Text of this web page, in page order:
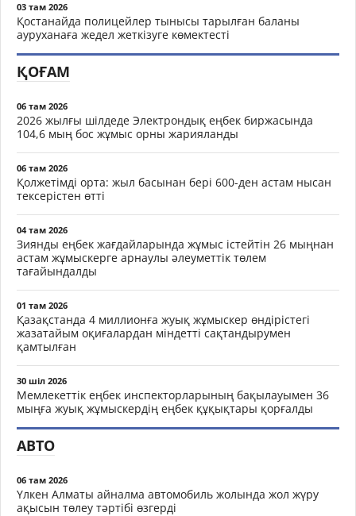
03 там 2026
Қостанайда полицейлер тынысы тарылған баланы
ауруханаға жедел жеткізуге көмектесті
ҚОҒАМ
06 там 2026
2026 жылғы шілдеде Электрондық еңбек биржасында
104,6 мың бос жұмыс орны жарияланды
06 там 2026
Қолжетімді орта: жыл басынан бері 600-ден астам нысан
тексерістен өтті
04 там 2026
Зиянды еңбек жағдайларында жұмыс істейтін 26 мыңнан
астам жұмыскерге арнаулы әлеуметтік төлем
тағайындалды
01 там 2026
Қазақстанда 4 миллионға жуық жұмыскер өндірістегі
жазатайым оқиғалардан міндетті сақтандырумен
қамтылған
30 шіл 2026
Мемлекеттік еңбек инспекторларының бақылауымен 36
мыңға жуық жұмыскердің еңбек құқықтары қорғалды
АВТО
06 там 2026
Үлкен Алматы айналма автомобиль жолында жол жүру
ақысын төлеу тәртібі өзгерді